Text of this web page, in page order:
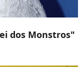
dos Monstros"